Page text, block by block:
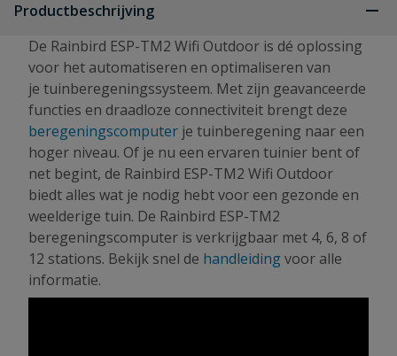
Productbeschrijving
De Rainbird ESP-TM2 Wifi Outdoor is dé oplossing
voor het automatiseren en optimaliseren van
je tuinberegeningssysteem. Met zijn geavanceerde
functies en draadloze connectiviteit brengt deze
beregeningscomputer je tuinberegening naar een
hoger niveau. Of je nu een ervaren tuinier bent of
net begint, de Rainbird ESP-TM2 Wifi Outdoor
biedt alles wat je nodig hebt voor een gezonde en
weelderige tuin. De Rainbird ESP-TM2
beregeningscomputer is verkrijgbaar met 4, 6, 8 of
12 stations. Bekijk snel de handleidingvoor alle
informatie.